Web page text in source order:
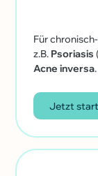
Für
z.B. Psoriasis
Acne inversa.
Jetzt